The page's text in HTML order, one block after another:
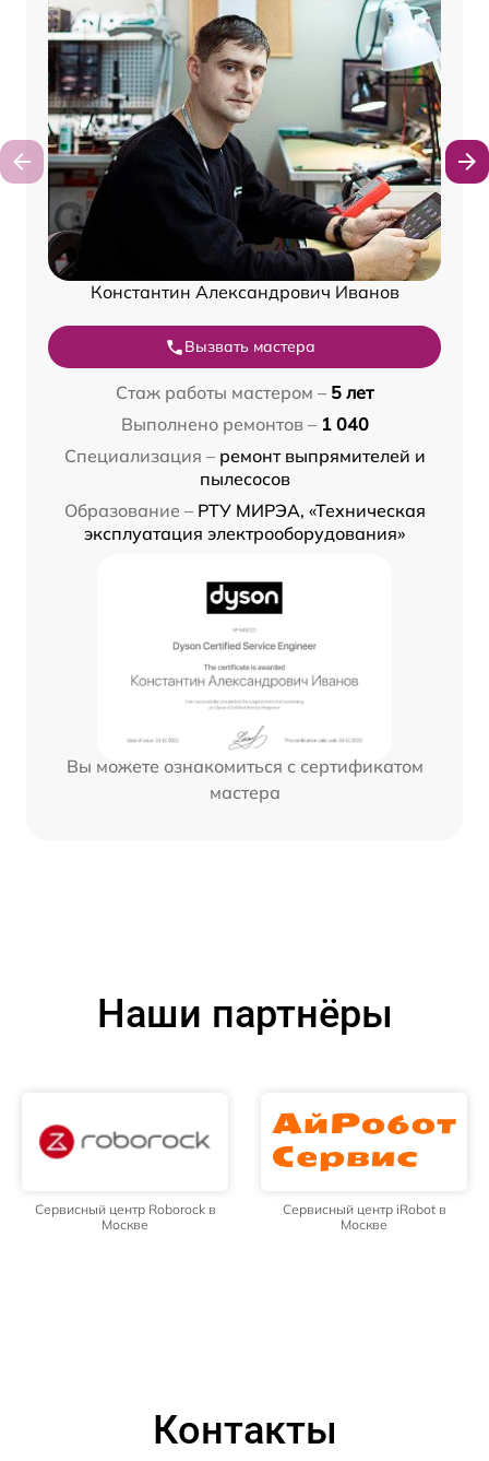
Константин Александрович Иванов
Вызвать мастера
Стаж работы мастером – 5 лет
Выполнено ремонтов – 1 040
Специализация – ремонт выпрямителей и
пылесосов
Образование – РТУ МИРЭА, «Техническая
эксплуатация электрооборудования»
Вы можете ознакомиться с сертификатом
мастера
Наши партнёры
Сервисный центр Roborock в
Москве
Сервисный центр iRobot в
Москве
Контакты